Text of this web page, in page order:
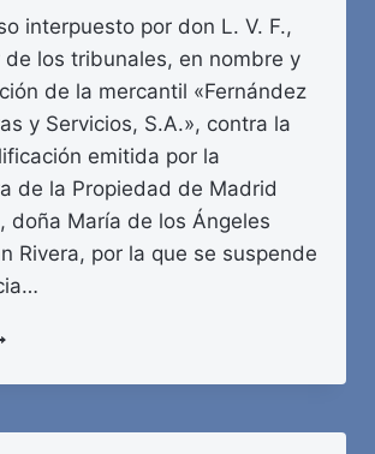
interpuesto por don L. V. F.,
de los tribunales, en nombre y
de la mercantil «Fernández
y Servicios, S.A.», contra la
emitida por la
de la Propiedad de Madrid
doña María de los Ángeles
Rivera, por la que se suspende